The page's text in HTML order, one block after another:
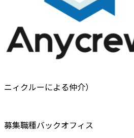
ニィクルーによる仲介）
募集職種バックオフィス